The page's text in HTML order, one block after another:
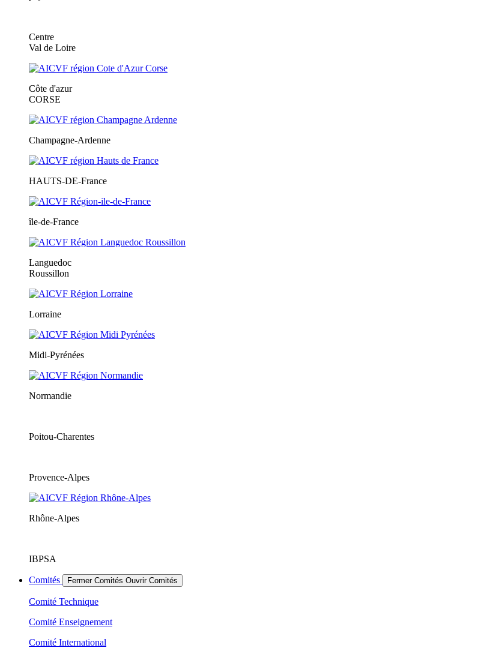
Centre
Val de Loire
Côte d'azur
CORSE
Champagne-Ardenne
HAUTS-DE-France
île-de-France
Languedoc
Roussillon
Lorraine
Midi-Pyrénées
Normandie
Poitou-Charentes
Provence-Alpes
Rhône-Alpes
IBPSA
Comités Fermer Comités Ouvrir Comités
Comité Technique
Comité Enseignement
Comité International